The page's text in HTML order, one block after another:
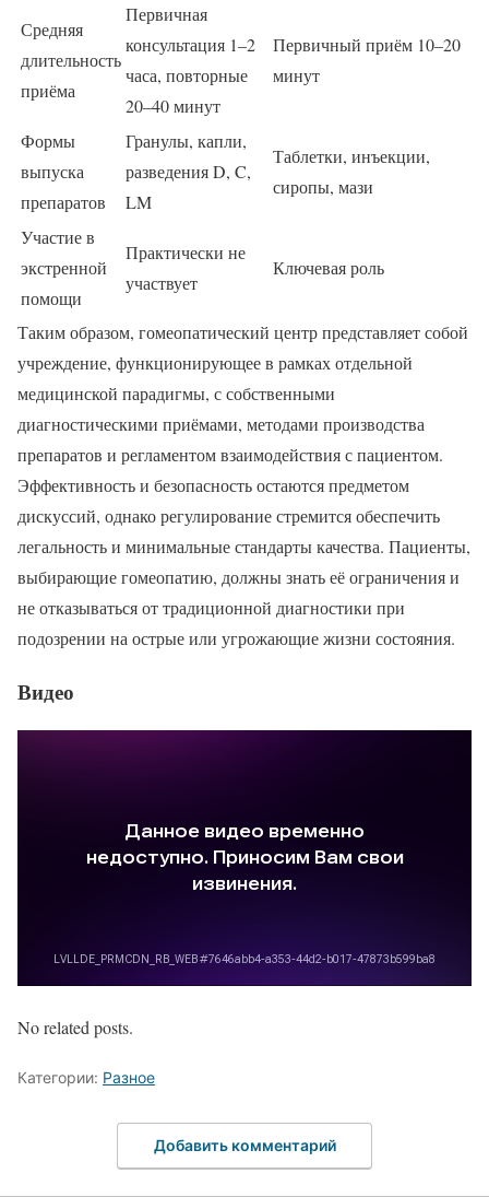
Средняя
длительность
приёма
Первичная
консультация 1–2
часа, повторные
20–40 минут
Первичный приём 10–20
минут
Формы
выпуска
препаратов
Гранулы, капли,
разведения D, C,
LM
Таблетки, инъекции,
сиропы, мази
Участие в
экстренной
помощи
Практически не
участвует
Ключевая роль
Таким образом, гомеопатический центр представляет собой
учреждение, функционирующее в рамках отдельной
медицинской парадигмы, с собственными
диагностическими приёмами, методами производства
препаратов и регламентом взаимодействия с пациентом.
Эффективность и безопасность остаются предметом
дискуссий, однако регулирование стремится обеспечить
легальность и минимальные стандарты качества. Пациенты,
выбирающие гомеопатию, должны знать её ограничения и
не отказываться от традиционной диагностики при
подозрении на острые или угрожающие жизни состояния.
Видео
No related posts.
Категории: Разное
Добавить комментарий